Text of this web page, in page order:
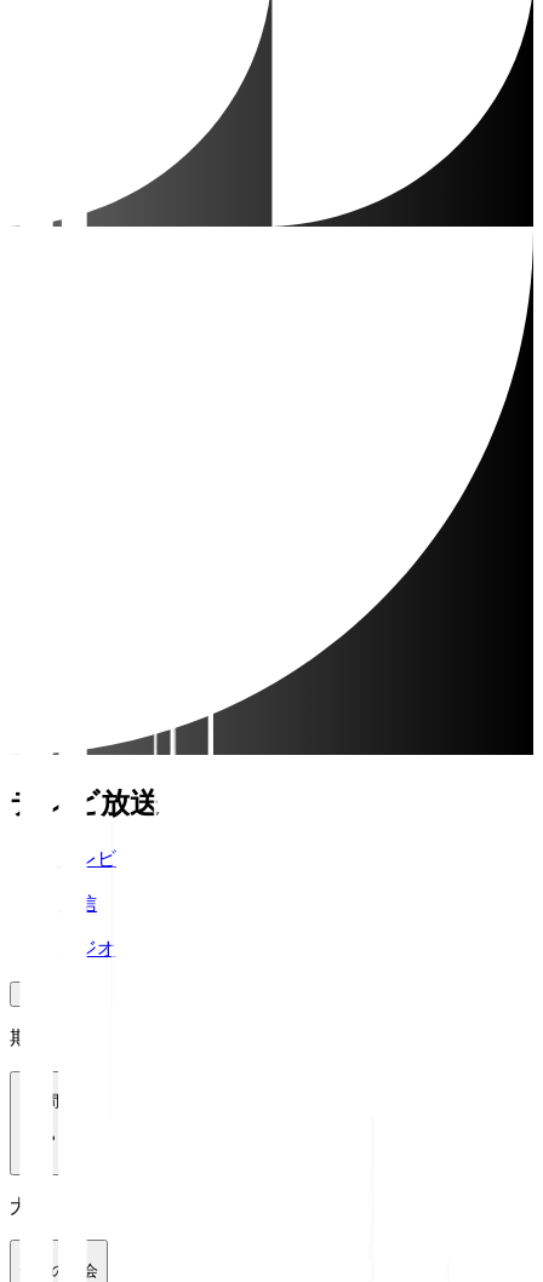
テレビ放送
テレビ
配信
ラジオ
期間
1週間
大会
全ての大会